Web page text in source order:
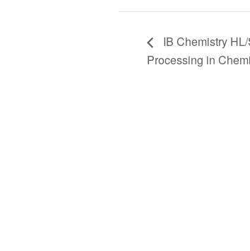
IB Chemistry
Processing in